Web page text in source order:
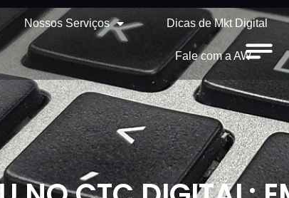
Nossos Serviços Dicas de Mkt Digital
Fale com a AW